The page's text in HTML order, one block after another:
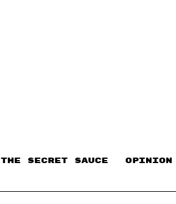
THE SECRET SAUCE​ OPINION